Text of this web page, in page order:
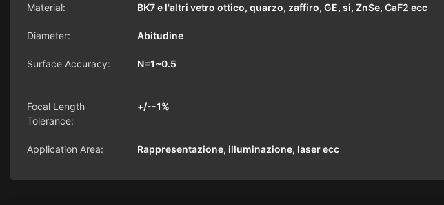
Material: BK7 e l'altri vetro ottico, quarzo, zaffiro, GE, si, ZnSe, CaF2 ecc
Diameter: Abitudine
Surface Accuracy: N=1~0.5
Focal Length
Tolerance:
+/--1%
Application Area: Rappresentazione, illuminazione, laser ecc